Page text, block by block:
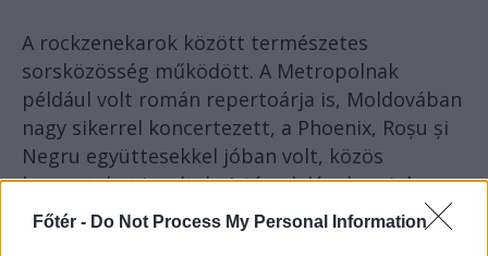
Főtér - Do Not Process My Personal Information
A rockzenekarok között természetes
sorsközösség működött. A Metropolnak
például volt román repertoárja is, Moldovában
nagy sikerrel koncertezett, a Phoenix, Roșu și
Negru együttesekkel jóban volt, közös
koncerteket is adtak. A táncdalénekeseink
közül például Kiss Éva megnyerte aNévtelen